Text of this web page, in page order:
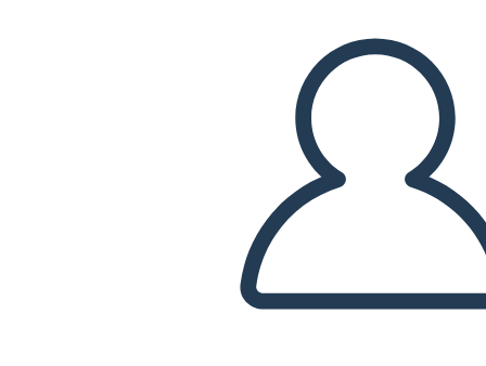
CREAR UN GUIÓN GRÁFICO
JUEGO DE DIAPOSITIVAS
LEERME